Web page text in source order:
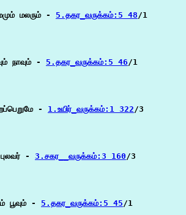
மலரும் - 5.தகர_வருக்கம்:5 48/1
நாவும் - 5.தகர_வருக்கம்:5 46/1
- 1.உயிர்_வருக்கம்:1 322/3
- 3.சகர__வருக்கம்:3 160/3
பூவும் - 5.தகர_வருக்கம்:5 45/1